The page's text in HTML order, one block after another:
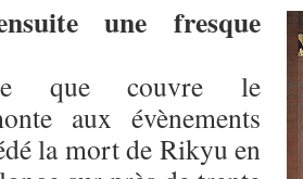
une fresque
que couvre le
aux évènements
la mort de Rikyu en